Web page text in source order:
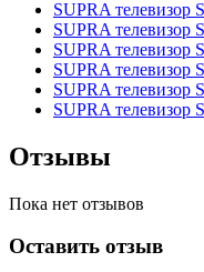
SUPRA телевизор
SUPRA телевизор
SUPRA телевизор
SUPRA телевизор
SUPRA телевизор
SUPRA телевизор
Отзывы
Пока нет отзывов
Оставить отзыв